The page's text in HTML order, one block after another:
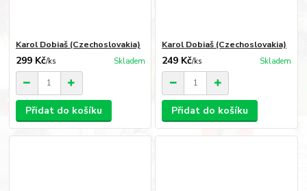
Karol Dobiaš (Czechoslovakia)
299 Kč/ks Skladem
Přidat do košíku
Karol Dobiaš (Czechoslovakia)
249 Kč/ks Skladem
Přidat do košíku